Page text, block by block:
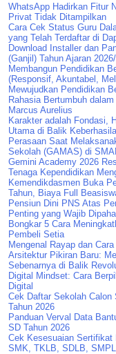
WhatsApp Hadirkan Fitur
Privat Tidak Ditampilkan
Cara Cek Status Guru
yang Telah Terdaftar di
Download Installer dan
(Ganjil) Tahun Ajaran
Membangun Pendidikan
(Responsif, Akuntabel,
Mewujudkan Pendidikan
Rahasia Bertumbuh
Marcus Aurelius
Karakter adalah Fondasi,
Utama di Balik
Perasaan Saat
Sekolah (GAMAS) di
Gemini Academy 2026
Tenaga Kependidikan
Kemendikdasmen Buka
Tahun, Biaya Full
Pensiun Dini PNS Atas
Penting yang Wajib
Bongkar 5 Cara
Pembeli Setia
Mengenal Rayap dan
Arsitektur Pikiran Baru:
Sebenarnya di Balik
Digital Mindset: Cara
Digital
Cek Daftar Sekolah
Tahun 2026
Panduan Verval Data
SD Tahun 2026
Cek Kesesuaian Sertifikat
SMK, TKLB, SDLB,